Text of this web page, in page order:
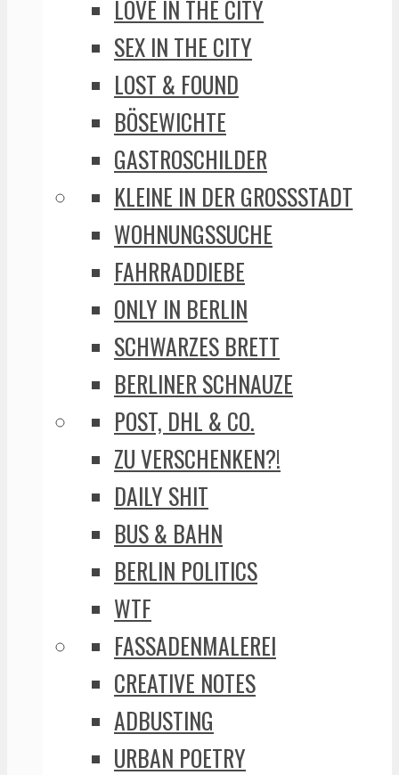
LOVE IN THE CITY
SEX IN THE CITY
LOST & FOUND
BÖSEWICHTE
GASTROSCHILDER
KLEINE IN DER GROSSSTADT
WOHNUNGSSUCHE
FAHRRADDIEBE
ONLY IN BERLIN
SCHWARZES BRETT
BERLINER SCHNAUZE
POST, DHL & CO.
ZU VERSCHENKEN?!
DAILY SHIT
BUS & BAHN
BERLIN POLITICS
WTF
FASSADENMALEREI
CREATIVE NOTES
ADBUSTING
URBAN POETRY